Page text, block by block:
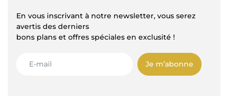
En vous inscrivant à notre newsletter, vous serez
avertis des derniers
bons plans et offres spéciales en exclusité !
Je m’abonne